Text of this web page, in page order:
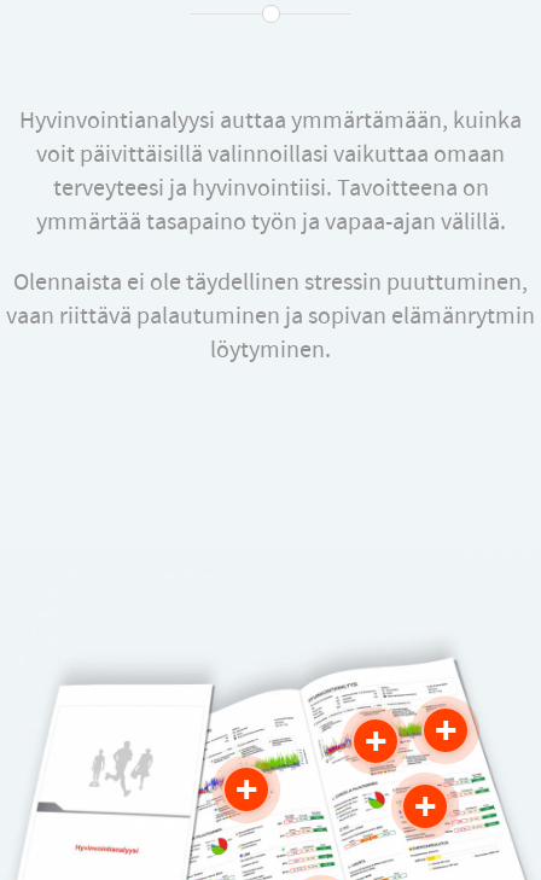
Hyvinvointianalyysi auttaa ymmärtämään, kuinka
voit päivittäisillä valinnoillasi vaikuttaa omaan
terveyteesi ja hyvinvointiisi. Tavoitteena on
ymmärtää tasapaino työn ja vapaa-ajan välillä.
Olennaista ei ole täydellinen stressin puuttuminen,
vaan riittävä palautuminen ja sopivan elämänrytmin
löytyminen.
+
+
+
+